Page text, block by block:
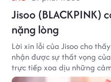
Jisoo (BLACKPINK)
nặng lòng
Lời xin lỗi của Jisoo cho
nhận được sự thất vọng
trực tiếp xoa dịu những